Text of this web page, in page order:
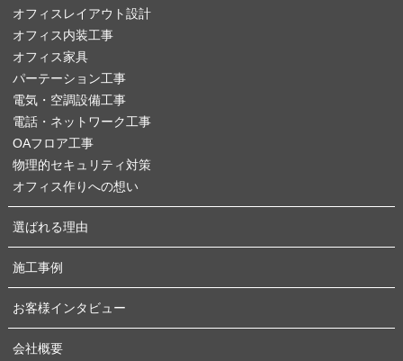
オフィスレイアウト設計
オフィス内装工事
オフィス家具
パーテーション工事
電気・空調設備工事
電話・ネットワーク工事
OAフロア工事
物理的セキュリティ対策
オフィス作りへの想い
選ばれる理由
施工事例
お客様インタビュー
会社概要